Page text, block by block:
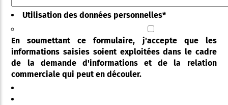
Utilisation des données personnelles*
En soumettant ce formulaire, j'accepte que les
informations saisies soient exploitées dans le cadre
de la demande d'informations et de la relation
commerciale qui peut en découler.